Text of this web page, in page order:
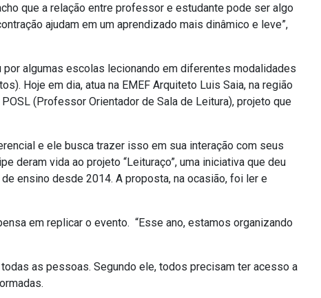
que a relação entre professor e estudante pode ser algo
ajudam em um aprendizado mais dinâmico e leve”,
algumas escolas lecionando em diferentes modalidades
Hoje em dia, atua na EMEF Arquiteto Luis Saia, na região
(Professor Orientador de Sala de Leitura), projeto que
e ele busca trazer isso em sua interação com seus
deram vida ao projeto “Leituraço”, uma iniciativa que deu
ensino desde 2014. A proposta, na ocasião, foi ler e
em replicar o evento. “Esse ano, estamos organizando
as pessoas. Segundo ele, todos precisam ter acesso a